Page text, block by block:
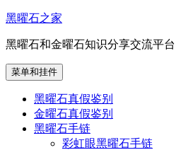
跳
内
容
黑曜石之家
黑曜石和金曜石知识分享交流平台
菜单和挂件
黑曜石真假鉴别
金曜石真假鉴别
黑曜石手链
彩虹眼黑曜石手链